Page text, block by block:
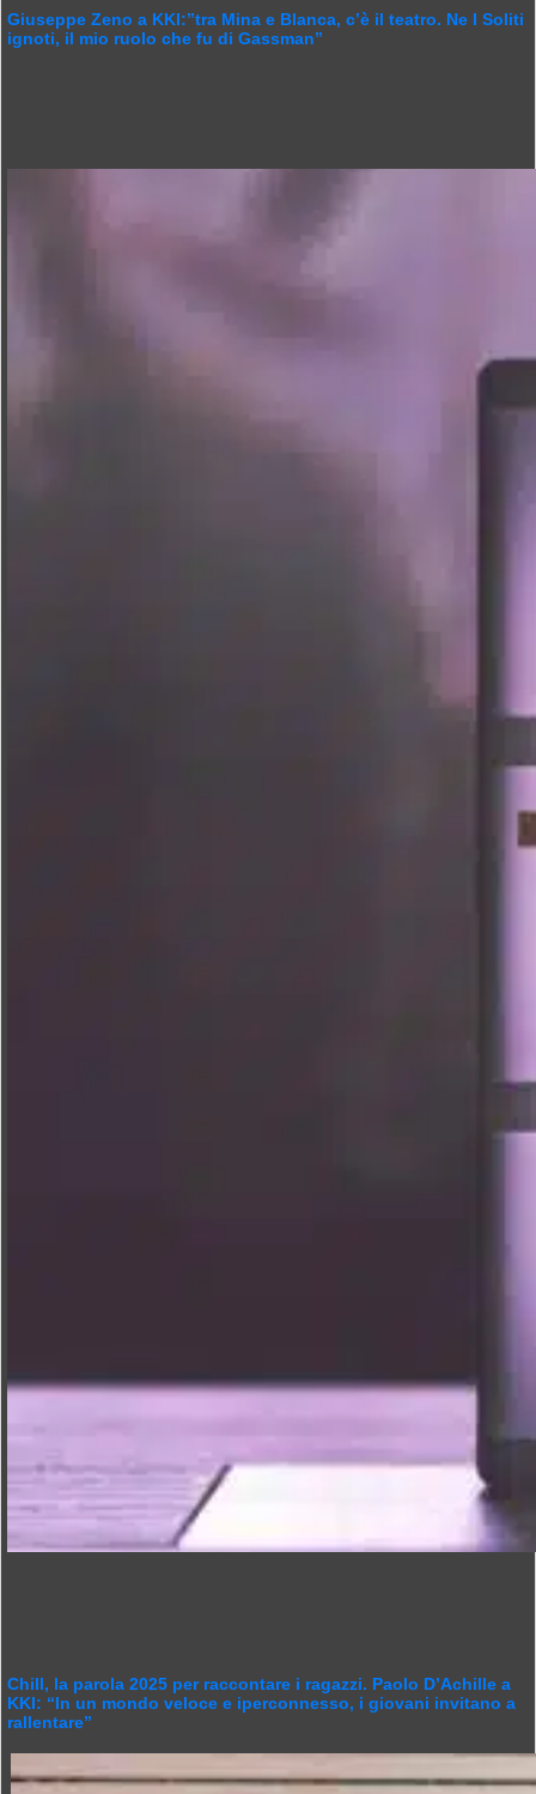
Giuseppe Zeno a KKI:”tra Mina e Blanca, c’è il teatro. Ne I Soliti
ignoti, il mio ruolo che fu di Gassman”
Chill, la parola 2025 per raccontare i ragazzi. Paolo D’Achille a
KKI: “In un mondo veloce e iperconnesso, i giovani invitano a
rallentare”